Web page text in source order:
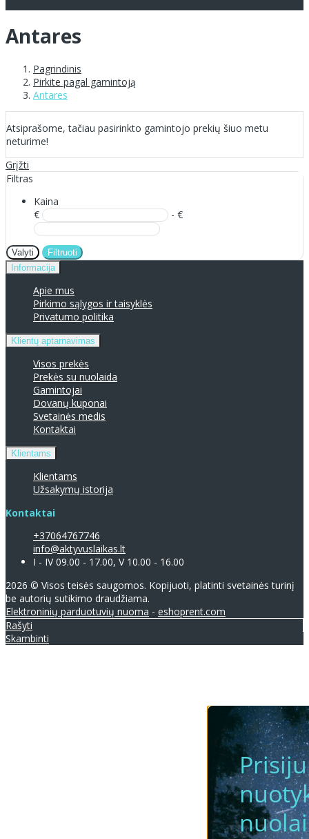
Antares
Pagrindinis
Pirkite pagal gamintoją
Antares
Atsiprašome, tačiau pasirinkto gamintojo prekių šiuo metu
neturime!
Grįžti
Filtras
Kaina
€
- €
Valyti
Filtruoti
Informacija
Apie mus
Pirkimo sąlygos ir taisyklės
Privatumo politika
Klientų aptarnavimas
Visos prekės
Prekės su nuolaida
Gamintojai
Dovanų kuponai
Svetainės medis
Kontaktai
Klientams
Klientams
Užsakymų istorija
Kontaktai
+37064767746
info@aktyvuslaikas.lt
I - IV 09.00 - 17.00, V 10.00 - 16.00
2026 © Visos teisės saugomos. Kopijuoti, platinti svetainės turinį
be autorių sutikimo draudžiama.
Elektroninių parduotuvių nuoma - eshoprent.com
Rašyti
Skambinti